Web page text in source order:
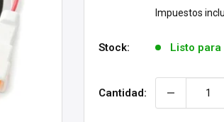
de
venta
Impuestos
Stock: Listo
Cantidad: